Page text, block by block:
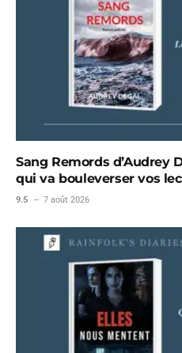
Sang Remords d’Audrey
qui va bouleverser vos
9.5 7 août 2026